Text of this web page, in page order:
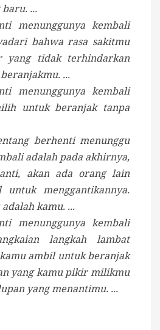
...
menunggunya kembali
bahwa rasa sakitmu
yang tidak terhindarkan
...
menunggunya kembali
untuk beranjak tanpa
berhenti menunggu
adalah pada akhirnya,
akan ada orang lain
untuk menggantikannya.
kamu. ...
menunggunya kembali
langkah lambat
ambil untuk beranjak
yang kamu pikir milikmu
yang menantimu. ...